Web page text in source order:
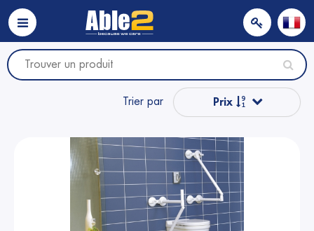
Trier par Prix
Nom
Nom
Prix